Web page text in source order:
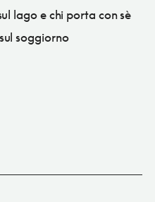
lago e chi porta con sè
soggiorno